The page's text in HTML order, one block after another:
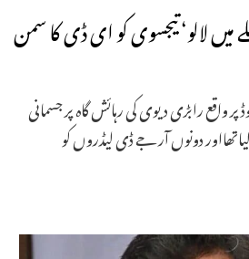
لالو‘ تیجسوی کو ای ڈی کا سمن
کے 10سرکلرروڈ پر واقع رابڑی دیوی کی رہائش گاہ پر جسمانی
دونوں آر جے ڈی لیڈروں کو